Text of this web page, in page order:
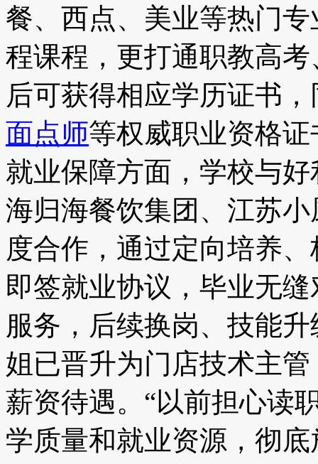
餐、西点、美业等热门
程课程，更打通职教高
后可获得相应学历证书
面点师等权威职业资格
就业保障方面，学校与
海归海餐饮集团、江苏
度合作，通过定向培养
即签就业协议，毕业无
服务，后续换岗、技能
姐已晋升为门店技术主
薪资待遇。“以前担心读
学质量和就业资源，彻